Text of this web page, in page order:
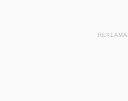
REKLAMA